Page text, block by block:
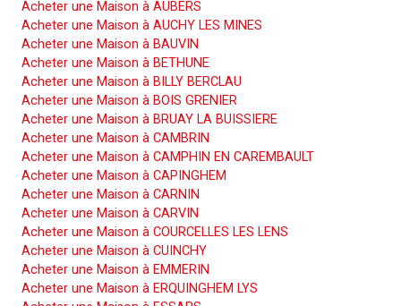
Acheter une Maison à AUBERS
Acheter une Maison à AUCHY LES MINES
Acheter une Maison à BAUVIN
Acheter une Maison à BETHUNE
Acheter une Maison à BILLY BERCLAU
Acheter une Maison à BOIS GRENIER
Acheter une Maison à BRUAY LA BUISSIERE
Acheter une Maison à CAMBRIN
Acheter une Maison à CAMPHIN EN CAREMBAULT
Acheter une Maison à CAPINGHEM
Acheter une Maison à CARNIN
Acheter une Maison à CARVIN
Acheter une Maison à COURCELLES LES LENS
Acheter une Maison à CUINCHY
Acheter une Maison à EMMERIN
Acheter une Maison à ERQUINGHEM LYS